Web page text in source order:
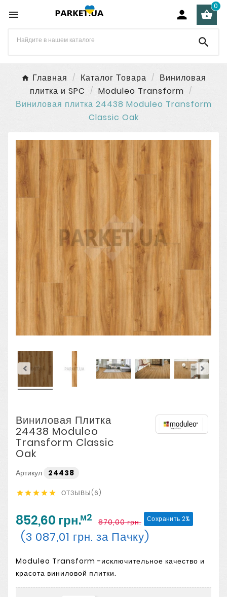
  
0

Главная Каталог Товара
Виниловая
плитка и SPC
Moduleo Transform
Виниловая плитка 24438 Moduleo Transform
Classic Oak
Виниловая Плитка
24438 Moduleo
Transform Classic
Oak
Артикул 24438
     ОТЗЫВЫ(6)
852,60 грн.м2 870,00 грн. Сохранить 2%
(3 087,01 грн. за Пачку)
Moduleo Transform -исключительное качество и
красота виниловой плитки.